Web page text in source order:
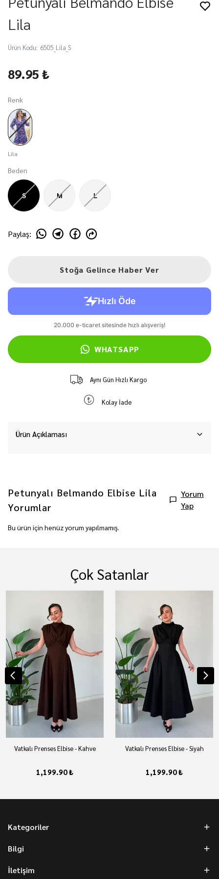
Lila
Ürün Kodu: 6505_Lila_S
89.95 ₺
Renk
Lila
Beden
S M L
Paylaş:
Stoğa Gelince Haber Ver
WHATSAPP
Aynı Gün Hızlı Kargo
Kolay İade
Ürün Açıklaması
Petunyalı Belmando Elbise Lila
Yorumlar
Yorum
Yap
Bu ürün için henüz yorum yapılmamış.
Çok Satanlar
Vatkalı Prenses Elbise - Kahve
1,199.90 ₺
Vatkalı Prenses Elbise - Siyah
1,199.90 ₺
Kategoriler
Bilgi
İletişim